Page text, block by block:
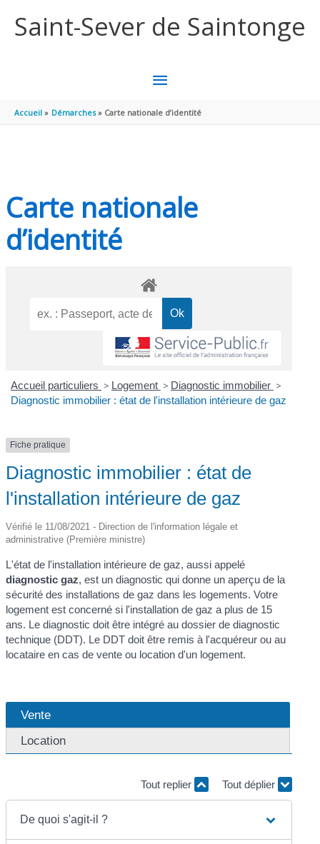
Saint-Sever de Saintonge
MENU
PRINCIPAL
Accueil Démarches Carte nationale d’identité
Carte nationale
d’identité
Accueil particuliers > Logement > Diagnostic immobilier >
Diagnostic immobilier : état de l'installation intérieure de gaz
Fiche pratique
Diagnostic immobilier : état de
l'installation intérieure de gaz
Vérifié le 11/08/2021 - Direction de l'information légale et
administrative (Première ministre)
L'état de l'installation intérieure de gaz, aussi appelé
diagnostic gaz, est un diagnostic qui donne un aperçu de la
sécurité des installations de gaz dans les logements. Votre
logement est concerné si l'installation de gaz a plus de 15
ans. Le diagnostic doit être intégré au dossier de diagnostic
technique (DDT). Le DDT doit être remis à l'acquéreur ou au
locataire en cas de vente ou location d'un logement.
Vente
Location
Tout replier Tout déplier
De quoi s'agit-il ?